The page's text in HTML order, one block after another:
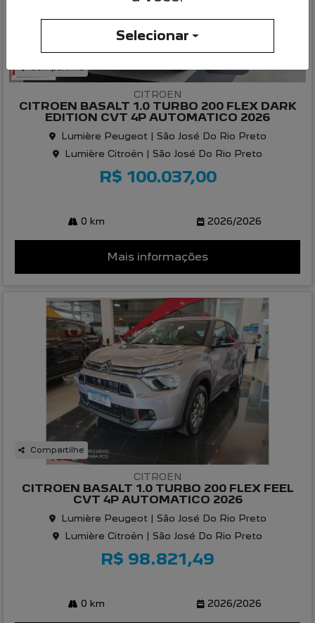
CITROEN
CITROEN BASALT 1.0 TURBO 200 FLEX DARK
EDITION CVT 4P AUTOMATICO 2026
Lumière Peugeot | São José Do Rio Preto
Lumière Citroën | São José Do Rio Preto
R$ 100.037,00
0 km 2026/2026
Mais informações
Compartilhe
CITROEN
CITROEN BASALT 1.0 TURBO 200 FLEX FEEL
CVT 4P AUTOMATICO 2026
Lumière Peugeot | São José Do Rio Preto
Lumière Citroën | São José Do Rio Preto
R$ 98.821,49
0 km 2026/2026
Selecionar